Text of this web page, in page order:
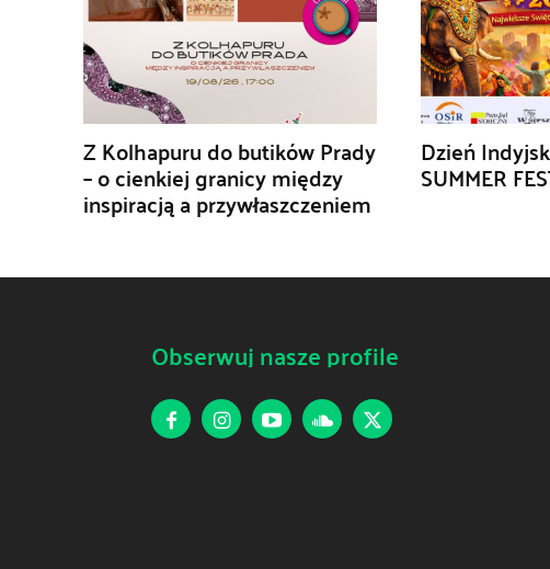
Z Kolhapuru do butików Prady
– o cienkiej granicy między
inspiracją a przywłaszczeniem
Dzień
SUMMER
Obserwuj nasze profile